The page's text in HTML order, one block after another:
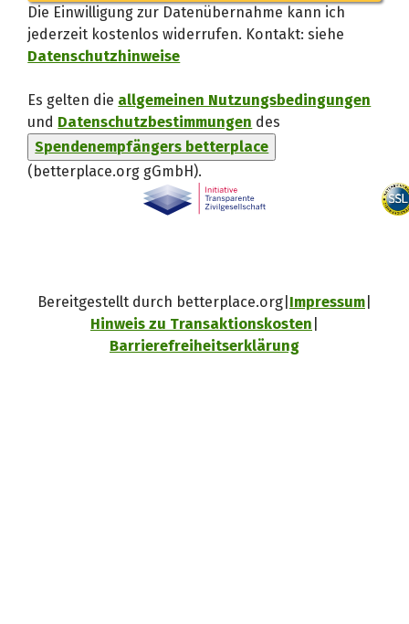
Die Einwilligung zur Datenübernahme kann ich
jederzeit kostenlos widerrufen. Kontakt: siehe
Datenschutzhinweise
Es gelten die allgemeinen Nutzungsbedingungen
und Datenschutzbestimmungen des
Spendenempfängers betterplace
(betterplace.org gGmbH).
Bereitgestellt durch betterplace.org Impressum
Hinweis zu Transaktionskosten
Barrierefreiheitserklärung